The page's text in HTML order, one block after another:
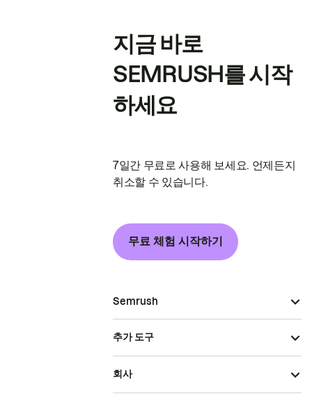
지금 바로
SEMRUSH를 시작
하세요
7일간 무료로 사용해 보세요. 언제든지
취소할 수 있습니다.
무료 체험 시작하기
Semrush
추가 도구
회사